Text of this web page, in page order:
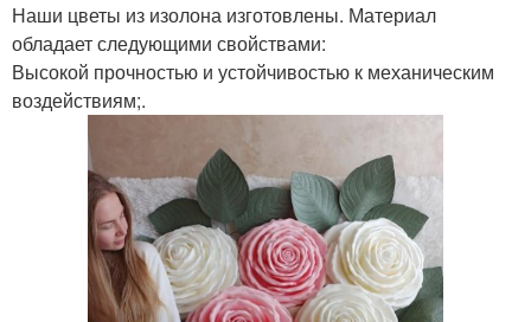
Наши цветы из изолона изготовлены. Материал
обладает следующими свойствами:
Высокой прочностью и устойчивостью к механическим
воздействиям;.